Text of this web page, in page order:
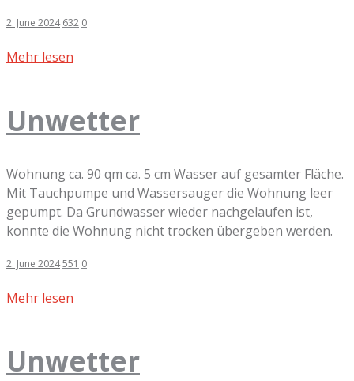
2. June 2024 632 0
Mehr lesen
Unwetter
Wohnung ca. 90 qm ca. 5 cm Wasser auf gesamter Fläche.
Mit Tauchpumpe und Wassersauger die Wohnung leer
gepumpt. Da Grundwasser wieder nachgelaufen ist,
konnte die Wohnung nicht trocken übergeben werden.
2. June 2024551 0
Mehr lesen
Unwetter